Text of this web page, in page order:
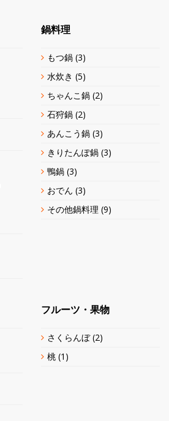
鍋料理
もつ鍋 (3)
水炊き (5)
ちゃんこ鍋 (2)
石狩鍋 (2)
あんこう鍋 (3)
きりたんぽ鍋 (3)
鴨鍋 (3)
おでん (3)
その他鍋料理 (9)
フルーツ・果物
さくらんぼ(2)
桃 (1)